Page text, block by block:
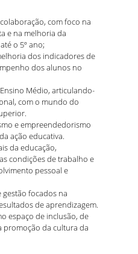
com foco na
e na melhoria da
o 5º ano;
dos indicadores de
dos alunos no
Médio, articulando-
com o mundo do
e empreendedorismo
ação educativa.
da educação,
condições de trabalho e
pessoal e
focados na
de aprendizagem.
espaço de inclusão, de
promoção da cultura da